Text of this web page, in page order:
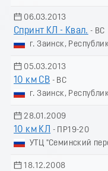
06.03.2013
Спринт КЛ - Квал. - ВС
г. Заинск,
05.03.2013
10 км СВ - ВС
г. Заинск,
28.01.2009
10 км КЛ
- ПР19-20
УТЦ "Семинский
18.12.2008